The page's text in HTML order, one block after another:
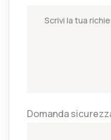
Domanda